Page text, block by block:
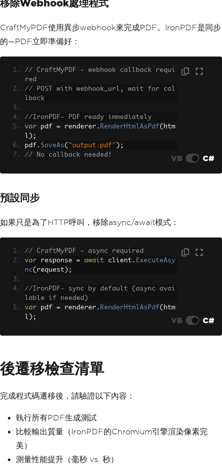
移除Webhook處理程式
CraftMyPDF使用異步webhook來完成PDF。IronPDF是同步
的—PDF立即準備好：
// CraftMyPDF - webhook callback requi
red
// POST with webhook_url, wait for cal
lback
//IronPDF- PDF ready immediately
var pdf = renderer . RenderHtmlAsPdf( htm
l );
pdf . SaveAs( "output.pdf" );
// No callback needed!
VB C#
預設同步
如果只是為了HTTP呼叫，移除async/await模式：
// CraftMyPDF - async required
var response = await client . ExecuteAsy
nc( request );
//IronPDF- sync by default (async avai
lable if needed)
var pdf = renderer . RenderHtmlAsPdf( htm
l ); VB C#
後遷移檢查清單
完成程式碼遷移後，請驗證以下內容：
執行所有PDF生成測試
比較輸出質量（IronPDF的Chromium引擎渲染像素完
美）
測量性能提升（毫秒 vs. 秒）